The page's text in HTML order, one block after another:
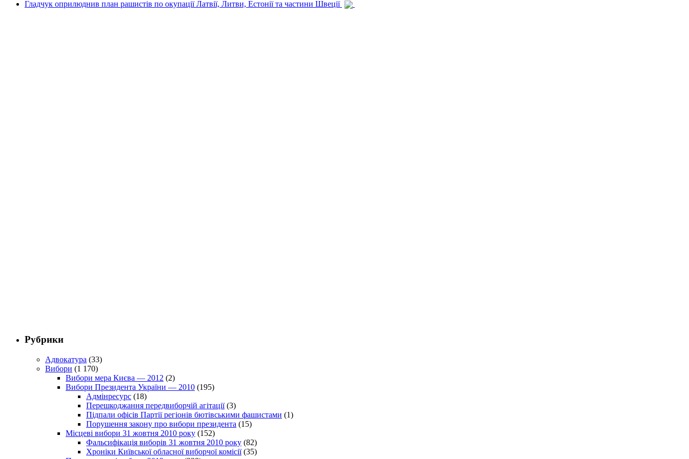
Гладчук оприлюднив план рашистів по окупації Латвії, Литви, Естонії та частини Швеції
Рубрики
Адвокатура (33)
Вибори (1 170)
Вибори мера Києва — 2012 (2)
Вибори Президента України — 2010 (195)
Адмінресурс (18)
Перешкоджання передвиборчій агітації(3)
Підпали офісів Партії регіонів бютівськими фашистами (1)
Порушення закону про вибори президента (15)
Місцеві вибори 31 жовтня 2010 року (152)
Фальсифікація виборів 31 жовтня 2010 року (82)
Хроніки Київської обласної виборчої комісії(35)